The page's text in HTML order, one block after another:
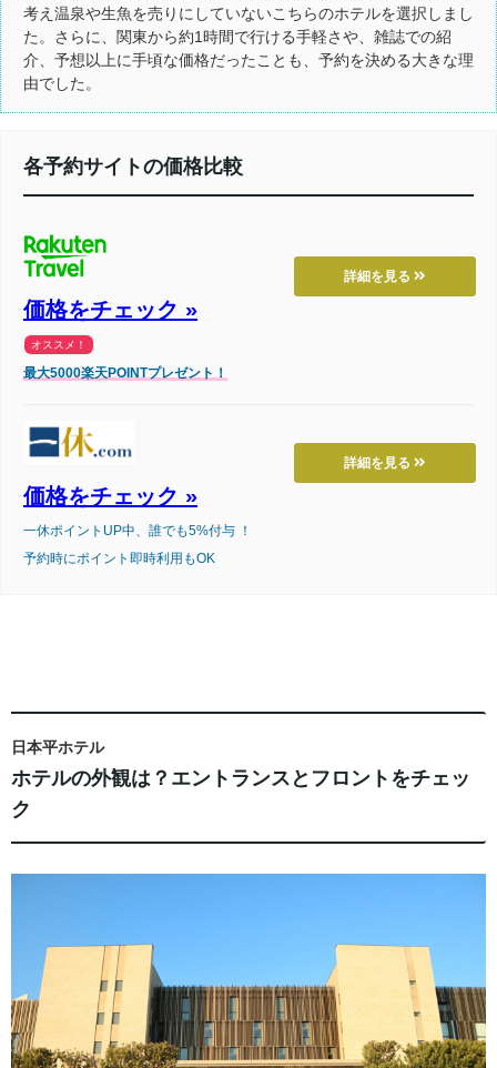
考え温泉や生魚を売りにしていないこちらのホテルを選択しまし
た。さらに、関東から約1時間で行ける手軽さや、雑誌での紹
介、予想以上に手頃な価格だったことも、予約を決める大きな理
由でした。
各予約サイトの価格比較
詳細を見る
価格をチェック »
オススメ！
最大5000楽天POINTプレゼント！
詳細を見る
価格をチェック »
一休ポイントUP中、誰でも5%付与 ！
予約時にポイント即時利用もOK
日本平ホテル
ホテルの外観は？エントランスとフロントをチェッ
ク